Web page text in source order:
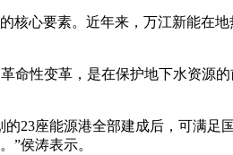
心要素。近年来，万江新能在
性变革，是在保护地下水资源
座能源港全部建成后，可满足
”侯涛表示。